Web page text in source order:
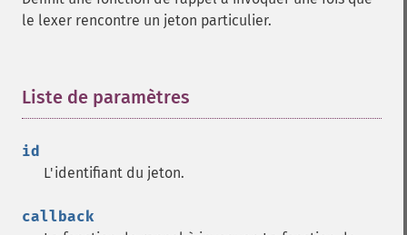
le lexer rencontre un jeton particulier.
Liste de paramètres
id
L'identifiant du jeton.
callback